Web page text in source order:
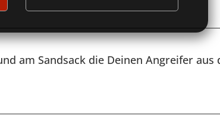
am Sandsack die Deinen Angreifer aus